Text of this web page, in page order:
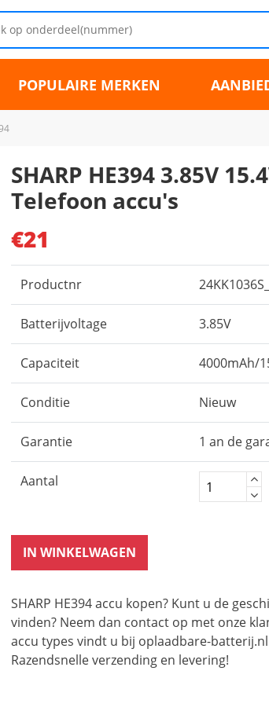
POPULAIRE MERKEN
SHARP HE394 3.85V
Telefoon accu's
€21
Productnr
Batterijvoltage 3.85V
Capaciteit 4000mAh/
Conditie Nieuw
Garantie 1 an de
Aantal
IN WINKELWAGEN
SHARP HE394 accu kopen? Kunt u de
vinden? Neem dan contact op met onze
accu types vindt u bij oplaadbare-
Razendsnelle verzending en levering!